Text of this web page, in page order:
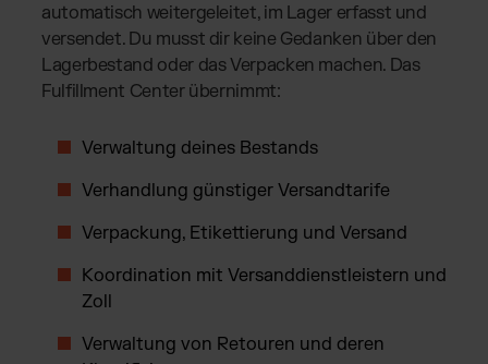
automatisch weitergeleitet, im Lager erfasst und
versendet. Du musst dir keine Gedanken über den
Lagerbestand oder das Verpacken machen. Das
Fulfillment Center übernimmt:
Verwaltung deines Bestands
Verhandlung günstiger Versandtarife
Verpackung, Etikettierung und Versand
Koordination mit Versanddienstleistern und
Zoll
Verwaltung von Retouren und deren